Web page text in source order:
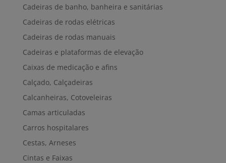
Cadeiras de banho, banheira e sanitárias
Cadeiras de rodas elétricas
Cadeiras de rodas manuais
Cadeiras e plataformas de elevação
Caixas de medicação e afins
Calçado, Calçadeiras
Calcanheiras, Cotoveleiras
Camas articuladas
Carros hospitalares
Cestas, Arneses
Cintas e Faixas